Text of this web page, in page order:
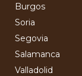
Burgos
Soria
Segovia
Salamanca
Valladolid